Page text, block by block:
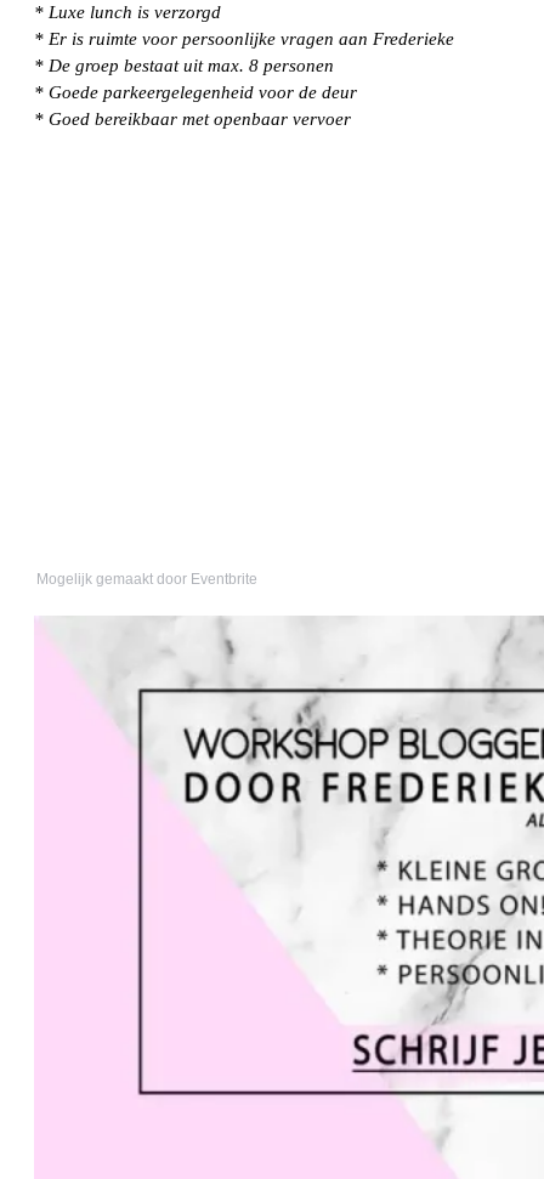
* Luxe lunch is verzorgd
* Er is ruimte voor persoonlijke vragen aan Frederieke
* De groep bestaat uit max. 8 personen
* Goede parkeergelegenheid voor de deur
* Goed bereikbaar met openbaar vervoer
Mogelijk gemaakt door Eventbrite